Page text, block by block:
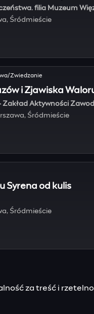
filia Muzeum
Śródmieście
Zwiedzanie
i Zjawiska
Zakład Aktywności
Śródmieście
Syrena od kulis
Śródmieście
za treść i